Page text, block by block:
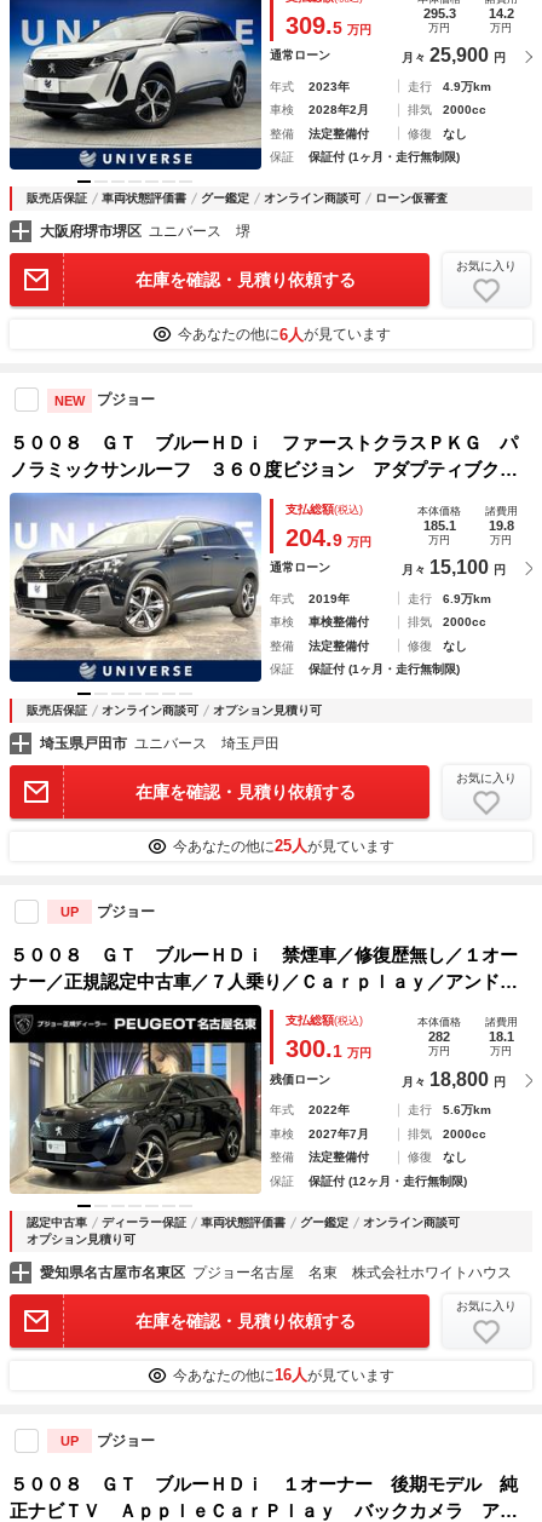
ンドスポットモニター ディーゼル車 後期型 電動リアゲー
ト
309.5 万円
295.3
万円
14.2
万円
通常ローン 月々 25,900 円
年式 2023年 走行
4.9万km
車検
2028年2月 排気
2000cc
整備
法定整備付 修復
なし
保証
保証付 (1ヶ月・走行無制限)
販売店保証 車両状態評価書 グー鑑定 オンライン商談可 ローン仮審査
大阪府堺市堺区 ユニバース 堺
在庫を確認・見積り依頼する
お気に入り
今あなたの他に6人が見ています
NEW プジョー
５００８ ＧＴ ブルーＨＤｉ ファーストクラスＰＫＧ パ
ノラミックサンルーフ ３６０度ビジョン アダプティブクル
ーズコントロール ＡｐｐｌｅＣａｒＰｌａｙ ３列シート
電動リアゲート シートヒーター パワーシート レーンアシ
スト
支払総額(税込)
204.9 万円
本体価格
185.1
万円
諸費用
19.8
万円
通常ローン 月々 15,100 円
年式 2019年 走行
6.9万km
車検
車検整備付 排気
2000cc
整備
法定整備付 修復
なし
保証
保証付 (1ヶ月・走行無制限)
販売店保証 オンライン商談可 オプション見積り可
埼玉県戸田市 ユニバース 埼玉戸田
在庫を確認・見積り依頼する
お気に入り
今あなたの他に25人が見ています
UP プジョー
５００８ ＧＴ ブルーＨＤｉ 禁煙車／修復歴無し／１オー
ナー／正規認定中古車／７人乗り／Ｃａｒｐｌａｙ／アンドロ
イドオート／シートヒーター／バックカメラ／前後コーナーセ
ンサー／ＡＣＣ／ハンズフリー電動テールゲート／運転席電動
シート
支払総額(税込)
300.1 万円
本体価格
282
万円
諸費用
18.1
万円
残価ローン 月々 18,800 円
年式 2022年 走行
5.6万km
車検
2027年7月 排気
2000cc
整備
法定整備付 修復
なし
保証
保証付 (12ヶ月・走行無制限)
認定中古車 ディーラー保証 車両状態評価書 グー鑑定
オンライン商談可
オプション見積り可
愛知県名古屋市名東区 プジョー名古屋 名東 株式会社ホワイトハウス
在庫を確認・見積り依頼する
お気に入り
今あなたの他に16人が見ています
UP プジョー
５００８ ＧＴ ブルーＨＤｉ １オーナー 後期モデル 純
正ナビＴＶ ＡｐｐｌｅＣａｒＰｌａｙ バックカメラ アダ